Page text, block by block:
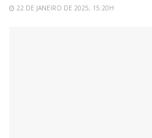
22 DE JANEIRO DE 2025, 15:20H